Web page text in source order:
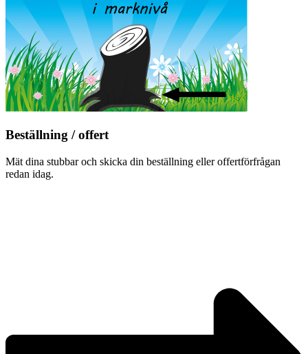
Beställning / offert
Mät dina stubbar och skicka din beställning eller offertförfrågan
redan idag.